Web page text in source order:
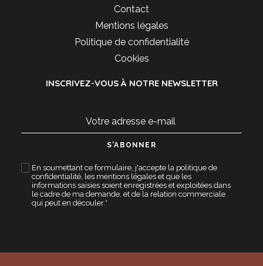
Contact
Mentions légales
Politique de confidentialité
Cookies
INSCRIVEZ-VOUS À NOTRE NEWSLETTER
En soumettant ce formulaire, j'accepte la politique de
confidentialité, les mentions légaleset que les
informations saisies soient enregistrées et exploitées dans
le cadre de ma demande, et de la relation commerciale
qui peut en découler.*